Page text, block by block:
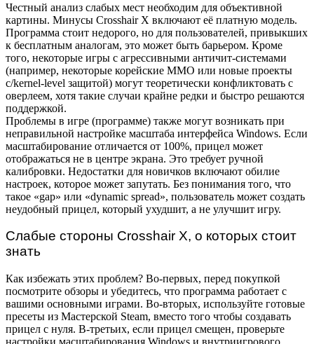
Честный анализ слабых мест необходим для объективной
картины. Минусы Crosshair X включают её платную модель.
Программа стоит недорого, но для пользователей, привыкших
к бесплатным аналогам, это может быть барьером. Кроме
того, некоторые игры с агрессивными античит-системами
(например, некоторые корейские MMO или новые проекты
с/kernel-level защитой) могут теоретически конфликтовать с
оверлеем, хотя такие случаи крайне редки и быстро решаются
поддержкой.
Проблемы в игре (программе) также могут возникать при
неправильной настройке масштаба интерфейса Windows. Если
масштабирование отличается от 100%, прицел может
отображаться не в центре экрана. Это требует ручной
калибровки. Недостатки для новичков включают обилие
настроек, которое может запутать. Без понимания того, что
такое «gap» или «dynamic spread», пользователь может создать
неудобный прицел, который ухудшит, а не улучшит игру.
Слабые стороны Crosshair X, о которых стоит
знать
Как избежать этих проблем? Во-первых, перед покупкой
посмотрите обзоры и убедитесь, что программа работает с
вашими основными играми. Во-вторых, используйте готовые
пресеты из Мастерской Steam, вместо того чтобы создавать
прицел с нуля. В-третьих, если прицел смещен, проверьте